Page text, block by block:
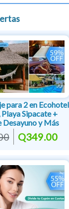
para 2 en Ecohotel
Sipacate +
Desayuno y Más
Q349.00